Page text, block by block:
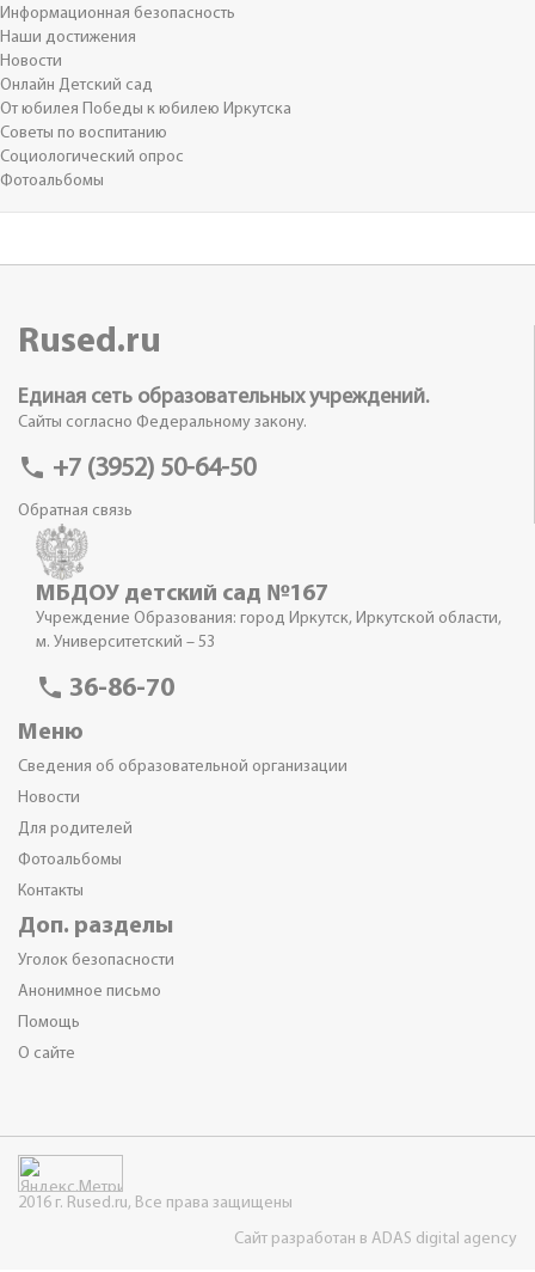
Информационная безопасность
Наши достижения
Новости
Онлайн Детский сад
От юбилея Победы к юбилею Иркутска
Советы по воспитанию
Социологический опрос
Фотоальбомы
Rused.ru
Единая сеть образовательных учреждений.
Сайты согласно Федеральному закону.
phone +7 (3952) 50-64-50
Обратная связь
МБДОУ детский сад №167
Учреждение Образования: город Иркутск, Иркутской области,
м. Университетский – 53
phone 36-86-70
Меню
Сведения об образовательной организации
Новости
Для родителей
Фотоальбомы
Контакты
Доп. разделы
Уголок безопасности
Анонимное письмо
Помощь
О сайте
2016 г. Rused.ru, Все права защищены
Сайт разработан в ADAS digital agency